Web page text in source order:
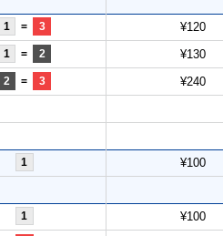
1 = 3 ¥120
1 = 2 ¥130
2 = 3 ¥240
1 ¥100
1 ¥100